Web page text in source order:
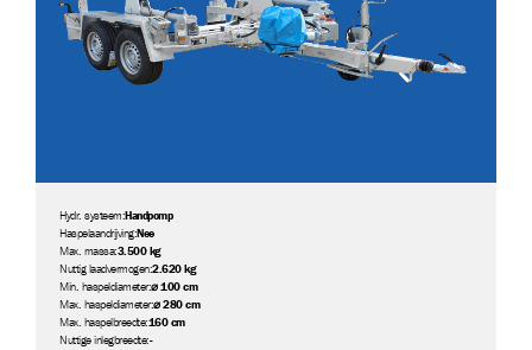
Hydr. systeem:Handpomp
Haspelaandrijving:Nee
Max. massa:3.500 kg
Nuttig laadvermogen:2.620 kg
Min. haspeldiameter:⌀ 100 cm
Max. haspeldiameter:⌀ 280 cm
Max. haspelbreedte:160 cm
Nuttige inlegbreedte:-